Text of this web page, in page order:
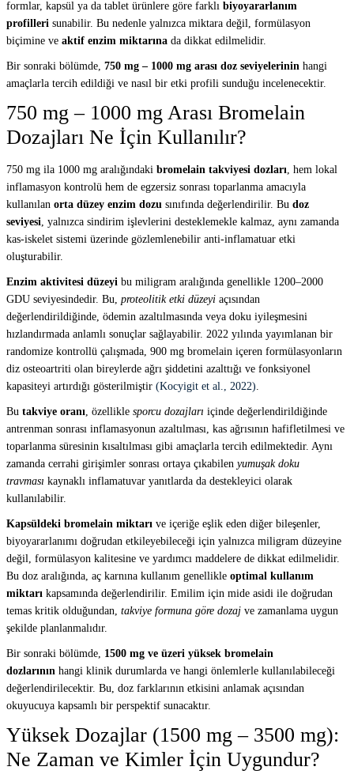
formlar, kapsül ya da tablet ürünlere göre farklı biyoyararlanım
profilleri sunabilir. Bu nedenle yalnızca miktara değil, formülasyon
biçimine ve aktif enzim miktarına da dikkat edilmelidir.
Bir sonraki bölümde, 750 mg – 1000 mg arası doz seviyelerinin hangi
amaçlarla tercih edildiği ve nasıl bir etki profili sunduğu incelenecektir.
750 mg – 1000 mg Arası Bromelain
Dozajları Ne İçin Kullanılır?
750 mg ila 1000 mg aralığındaki bromelain takviyesi dozları , hem lokal
inflamasyon kontrolü hem de egzersiz sonrası toparlanma amacıyla
kullanılan orta düzey enzim dozu sınıfında değerlendirilir. Bu doz
seviyesi , yalnızca sindirim işlevlerini desteklemekle kalmaz, aynı zamanda
kas-iskelet sistemi üzerinde gözlemlenebilir anti-inflamatuar etki
oluşturabilir.
Enzim aktivitesi düzeyi bu miligram aralığında genellikle 1200–2000
GDU seviyesindedir. Bu, proteolitik etki düzeyi açısından
değerlendirildiğinde, ödemin azaltılmasında veya doku iyileşmesini
hızlandırmada anlamlı sonuçlar sağlayabilir. 2022 yılında yayımlanan bir
randomize kontrollü çalışmada, 900 mg bromelain içeren formülasyonların
diz osteoartriti olan bireylerde ağrı şiddetini azalttığı ve fonksiyonel
kapasiteyi artırdığı gösterilmiştir (Kocyigit et al., 2022)
Bu takviye oranı , özellikle sporcu dozajları içinde değerlendirildiğinde
antrenman sonrası inflamasyonun azaltılması, kas ağrısının hafifletilmesi ve
toparlanma süresinin kısaltılması gibi amaçlarla tercih edilmektedir. Aynı
zamanda cerrahi girişimler sonrası ortaya çıkabilen yumuşak doku
travması kaynaklı inflamatuvar yanıtlarda da destekleyici olarak
kullanılabilir.
Kapsüldeki bromelain miktarı ve içeriğe eşlik eden diğer bileşenler,
biyoyararlanımı doğrudan etkileyebileceği için yalnızca miligram düzeyine
değil, formülasyon kalitesine ve yardımcı maddelere de dikkat edilmelidir.
Bu doz aralığında, aç karnına kullanım genellikle optimal kullanım
miktarı kapsamında değerlendirilir. Emilim için mide asidi ile doğrudan
temas kritik olduğundan, takviye formuna göre dozaj ve zamanlama uygun
şekilde planlanmalıdır.
Bir sonraki bölümde, 1500 mg ve üzeri yüksek bromelain
dozlarının hangi klinik durumlarda ve hangi önlemlerle kullanılabileceği
değerlendirilecektir. Bu, doz farklarının etkisini anlamak açısından
okuyucuya kapsamlı bir perspektif sunacaktır.
Yüksek Dozajlar (1500 mg – 3500 mg):
Ne Zaman ve Kimler İçin Uygundur?